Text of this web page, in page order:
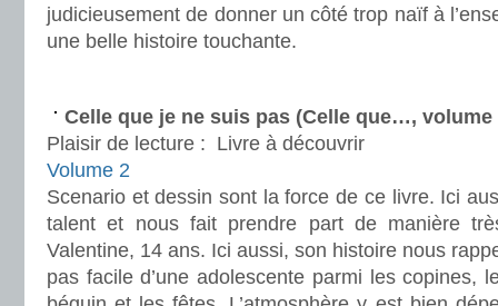
judicieusement de donner un côté trop naïf à
une belle histoire touchante.
Celle que je ne suis pas (Celle que…, volume
Plaisir de lecture : Livre à découvrir
Volume 2
Scenario et dessin sont la force de ce livre. Ici
talent et nous fait prendre part de manière
Valentine, 14 ans. Ici aussi, son histoire nous
pas facile d’une adolescente parmi les copines,